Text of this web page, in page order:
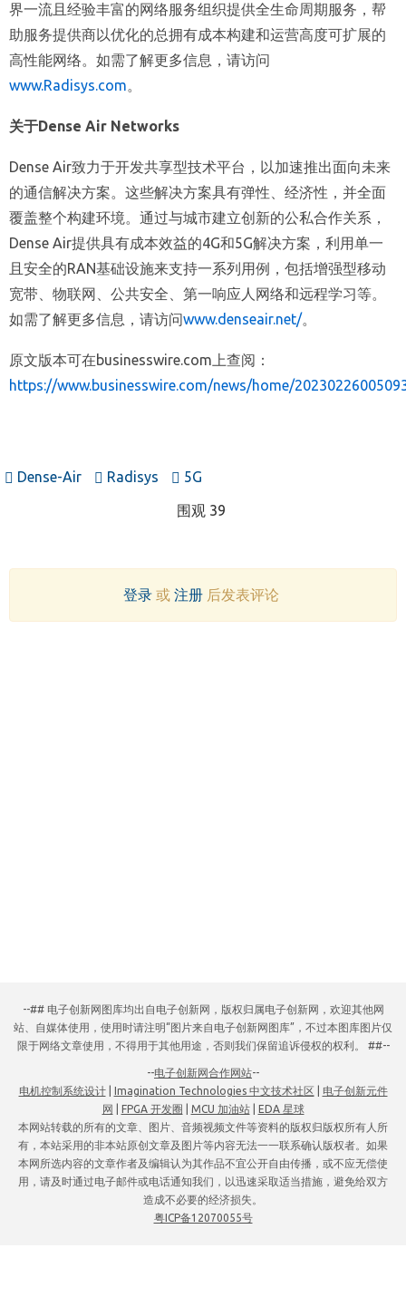
界一流且经验丰富的网络服务组织提供全生命周期服务，帮
助服务提供商以优化的总拥有成本构建和运营高度可扩展的
高性能网络。如需了解更多信息，请访问
www.Radisys.com。
关于Dense Air Networks
Dense Air致力于开发共享型技术平台，以加速推出面向未来
的通信解决方案。这些解决方案具有弹性、经济性，并全面
覆盖整个构建环境。通过与城市建立创新的公私合作关系，
Dense Air提供具有成本效益的4G和5G解决方案，利用单一
且安全的RAN基础设施来支持一系列用例，包括增强型移动
宽带、物联网、公共安全、第一响应人网络和远程学习等。
如需了解更多信息，请访问www.denseair.net/。
原文版本可在businesswire.com上查阅：
https://www.businesswire.com/news/home/
Dense-Air Radisys 5G
围观 39
登录或 注册后发表评论
--## 电子创新网图库均出自电子创新网，版权归属电子创新网，欢迎其他网
站、自媒体使用，使用时请注明“图片来自电子创新网图库”，不过本图库图片仅
限于网络文章使用，不得用于其他用途，否则我们保留追诉侵权的权利。 ##--
--电子创新网合作网站--
电机控制系统设计| Imagination Technologies 中文技术社区
电子创新元件
网
FPGA 开发圈 MCU 加油站| EDA 星球
本网站转载的所有的文章、图片、音频视频文件等资料的版权归版权所有人所
有，本站采用的非本站原创文章及图片等内容无法一一联系确认版权者。如果
本网所选内容的文章作者及编辑认为其作品不宜公开自由传播，或不应无偿使
用，请及时通过电子邮件或电话通知我们，以迅速采取适当措施，避免给双方
造成不必要的经济损失。
粤ICP备12070055号